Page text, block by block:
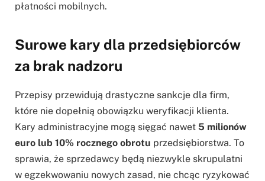
płatności mobilnych.
Surowe kary dla przedsiębiorców
za brak nadzoru
Przepisy przewidują drastyczne sankcje dla firm,
które nie dopełnią obowiązku weryfikacji klienta.
Kary administracyjne mogą sięgać nawet 5 milionów
euro lub 10% rocznego obrotu przedsiębiorstwa. To
sprawia, że sprzedawcy będą niezwykle skrupulatni
w egzekwowaniu nowych zasad, nie chcąc ryzykować